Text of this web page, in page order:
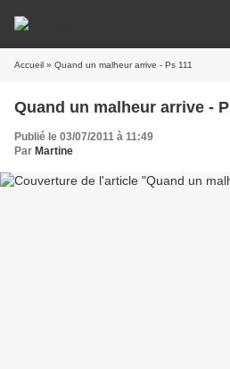
Accueil » Quand un malheur arrive - Ps 111
Quand un malheur arrive -
Publié le 03/07/2011 à 11:49
Par Martine